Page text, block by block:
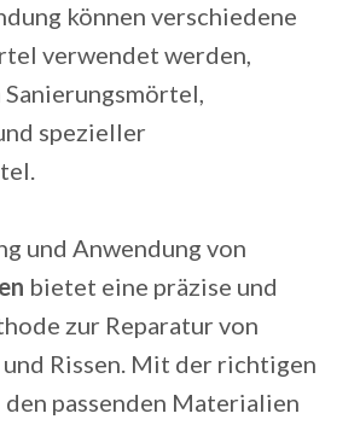
können verschiedene
verwendet werden,
spezieller
und Anwendung von
bietet eine präzise und
zur Reparatur von
Rissen. Mit der richtigen
passenden Materialien